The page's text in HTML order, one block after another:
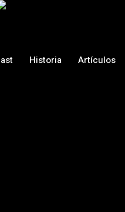
Historia Artículos